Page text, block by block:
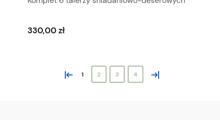
330,00 zł
« 1 2 3 4 »